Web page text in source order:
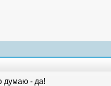
думаю - да!